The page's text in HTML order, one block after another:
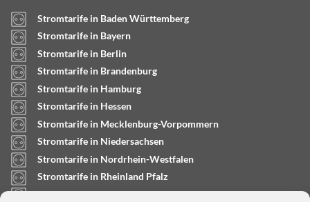
Stromtarife in Baden Württemberg
Stromtarife in Bayern
Stromtarife in Berlin
Stromtarife in Brandenburg
Stromtarife in Hamburg
Stromtarife in Hessen
Stromtarife in Mecklenburg-Vorpommern
Stromtarife in Niedersachsen
Stromtarife in Nordrhein-Westfalen
Stromtarife in Rheinland Pfalz
Stromtarife in Saarland